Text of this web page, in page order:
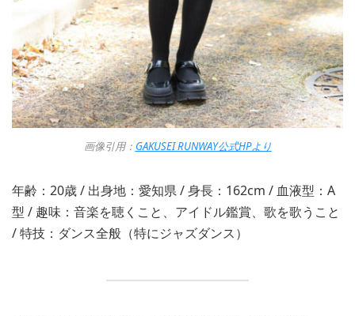
画像引用： GAKUSEI RUNWAY公式HPより
年齢：20歳 / 出身地：愛知県 / 身長：162cm / 血液型：A
型 / 趣味：音楽を聴くこと、アイドル鑑賞、歌を歌うこと
/ 特技：ダンス全般（特にジャズダンス）